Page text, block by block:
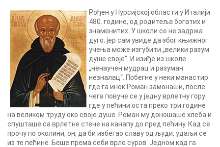
Рођен у Нурсијској области у Италији
480. године, од родитеља богатих и
знаменитих. У школи се не задржа
дуго, јер сам увиде да због књижног
учења може изгубити „велики разум
душе своје“. И изиђе из школе
„ненаучен мудрац и разуман
незналац“. Побегне у неки манастир
где га инок Роман замонаши, после
чега повуче се у једну врлетну гору
где у пећини оста преко три године
на великом труду око своје душе. Роман му доношаше хлеба и
спушташе са врлетне стене на канапу до пред пећину. Кад се
прочу по околини, он, да би избегао славу од људи, удаљи се
из те пећине. Беше према себи врло суров. Једном кад га